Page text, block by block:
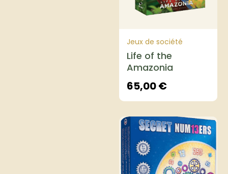
Jeux de société
Life of the
Amazonia
65,00€